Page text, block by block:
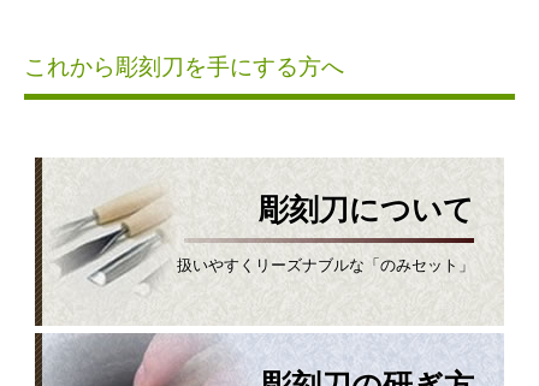
これから彫刻刀を手にする方へ
彫刻刀について
扱いやすくリーズナブルな「のみセット」